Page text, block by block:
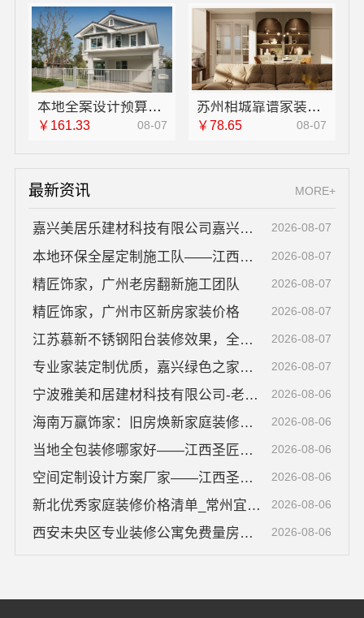
本地全案设计预算清单创益讯建筑有限公司-报价透明
￥161.33 08-07
苏州相城靠谱家装就近服务百年豪庭新材料
￥78.65 08-07
最新资讯 MORE+
嘉兴美居乐建材科技有限公司嘉兴城区靠谱旧房改造 2026-08-07
本地环保全屋定制施工队——江西尚宅尚品新型环保材料有限公司 2026-08-07
精匠饰家，广州老房翻新施工团队 2026-08-07
精匠饰家，广州市区新房家装价格 2026-08-07
江苏慕新不锈钢阳台装修效果，全案设计落地实拍 2026-08-07
专业家装定制优质，嘉兴绿色之家建材科技有限公司匠心打造 2026-08-07
宁波雅美和居建材科技有限公司-老牌家装新房整装改造 2026-08-06
海南万赢饰家：旧房焕新家庭装修吊顶造型 2026-08-06
当地全包装修哪家好——江西圣匠新型环保材料有限公司 2026-08-06
空间定制设计方案厂家——江西圣匠新型环保材料有限公司 2026-08-06
新北优秀家庭装修价格清单_常州宜居佳装饰 2026-08-06
西安未央区专业装修公寓免费量房——居安天成 2026-08-06